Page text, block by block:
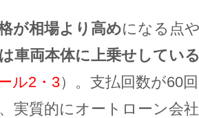
が相場より高めになる点
車両本体に上乗せしてい
ル2・3）。支払回数が60
実質的にオートローン会